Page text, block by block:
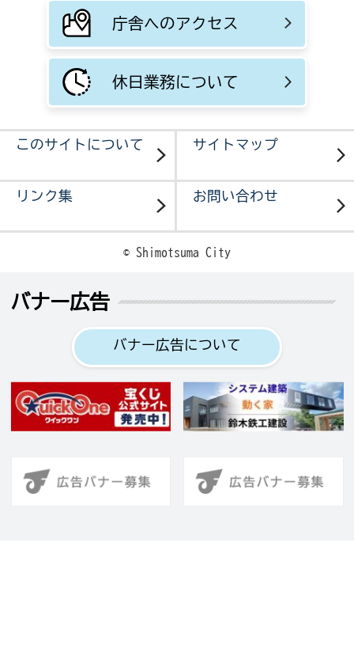
庁舎へのアクセス
休日業務について
このサイトについて サイトマップ
リンク集 お問い合わせ
© Shimotsuma City
バナー広告
バナー広告について